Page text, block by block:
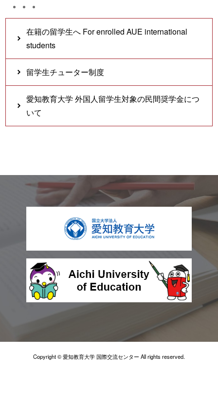
在籍の留学生へ For enrolled AUE international
students
留学生チューター制度
愛知教育大学 外国人留学生対象の民間奨学金につ
いて
Copyright © 愛知教育大学 国際交流センター All rights reserved.